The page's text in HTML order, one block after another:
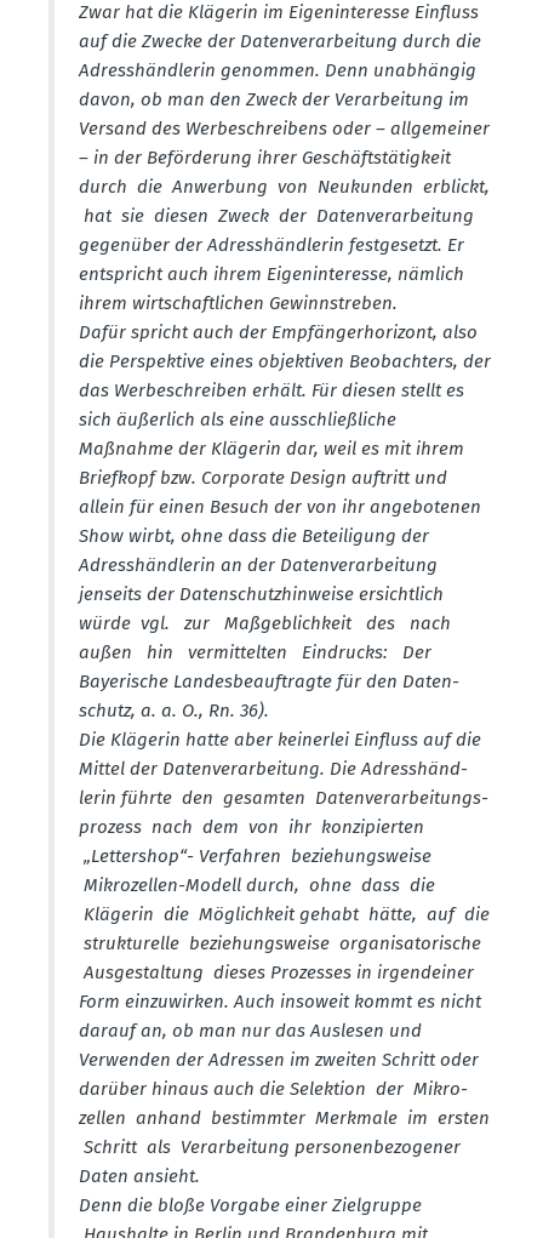
Zwar hat die Klägerin im Eigen­in­teresse Einfluss
auf die Zwecke der Daten­ver­ar­beitung durch die
Adress­händ­lerin genommen. Denn unabhängig
davon, ob man den Zweck der Verar­beitung im
Versand des Werbe­schreibens oder – allge­meiner
– in der Beför­derung ihrer Geschäfts­tä­tigkeit
durch die Anwerbung von Neukunden erblickt,
hat sie diesen Zweck der Daten­ver­ar­beitung
gegenüber der Adress­händ­lerin festge­setzt. Er
entspricht auch ihrem Eigen­in­teresse, nämlich
ihrem wirtschaft­lichen Gewinn­streben.
Dafür spricht auch der Empfän­ger­ho­rizont, also
die Perspektive eines objek­tiven Beobachters, der
das Werbe­schreiben erhält. Für diesen stellt es
sich äußerlich als eine ausschlie­ß­liche
Maßnahme der Klägerin dar, weil es mit ihrem
Briefkopf bzw. Corporate Design auftritt und
allein für einen Besuch der von ihr angebo­tenen
Show wirbt, ohne dass die Betei­ligung der
Adress­händ­lerin an der Daten­ver­ar­beitung
jenseits der Daten­schutz­hin­weise ersichtlich
würde vgl. zur Maßgeb­lichkeit des nach
außen hin vermit­telten Eindrucks: Der
Bayerische Landes­be­auf­tragte für den Daten­
schutz, a. a. O., Rn. 36).
Die Klägerin hatte aber keinerlei Einfluss auf die
Mittel der Daten­ver­ar­beitung. Die Adress­händ­
lerin führte den gesamten Daten­ver­ar­bei­tungs­
prozess nach dem von ihr konzi­pierten
„Lettershop“- Verfahren bezie­hungs­weise
Mikro­zellen-Modell durch, ohne dass die
Klägerin die Möglichkeit gehabt hätte, auf die
struk­tu­relle bezie­hungs­weise organi­sa­to­rische
Ausge­staltung dieses Prozesses in irgend­einer
Form einzu­wirken. Auch insoweit kommt es nicht
darauf an, ob man nur das Auslesen und
Verwenden der Adressen im zweiten Schritt oder
darüber hinaus auch die Selektion der Mikro­
zellen anhand bestimmter Merkmale im ersten
Schritt als Verar­beitung perso­nen­be­zo­gener
Daten ansieht.
Denn die bloße Vorgabe einer Zielgruppe